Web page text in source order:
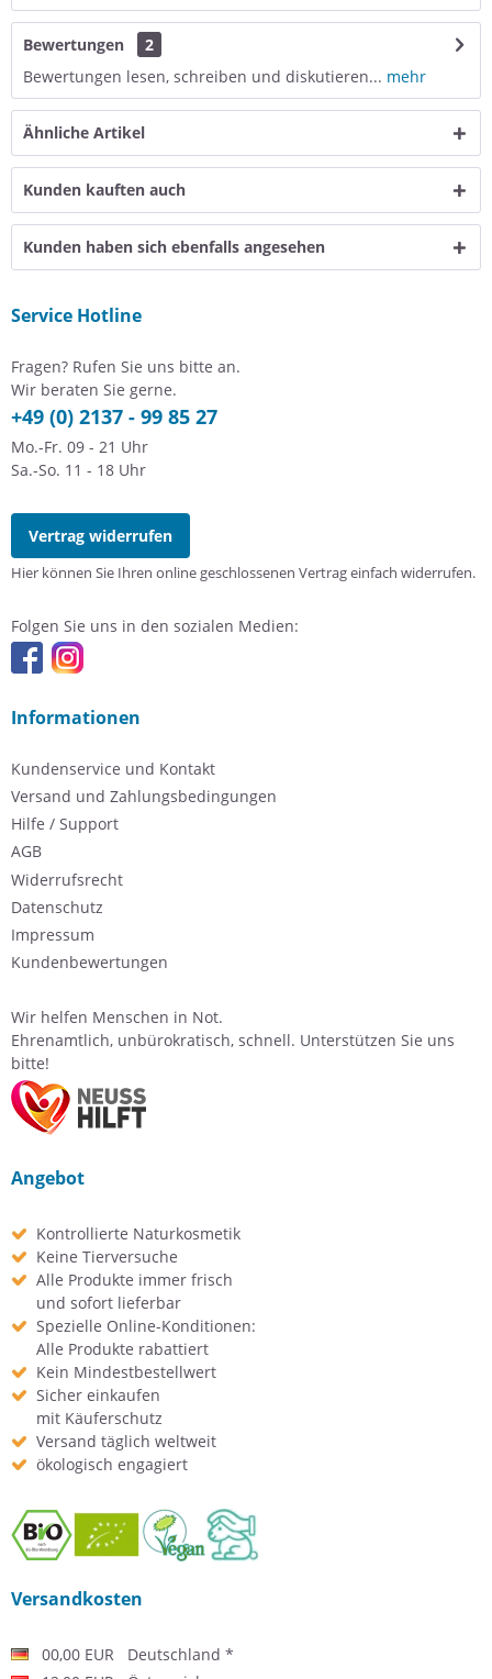
Bewertungen
2
Bewertungen lesen, schreiben und diskutieren... mehr
Ähnliche Artikel
Kunden kauften auch
Kunden haben sich ebenfalls angesehen
Service Hotline
Fragen? Rufen Sie uns bitte an.
Wir beraten Sie gerne.
+49 (0) 2137 - 99 85 27
Mo.-Fr. 09 - 21 Uhr
Sa.-So. 11 - 18 Uhr
Vertrag widerrufen
Hier können Sie Ihren online geschlossenen Vertrag einfach widerrufen.
Folgen Sie uns in den sozialen Medien:
Informationen
Kundenservice und Kontakt
Versand und Zahlungsbedingungen
Hilfe / Support
AGB
Widerrufsrecht
Datenschutz
Impressum
Kundenbewertungen
Wir helfen Menschen in Not.
Ehrenamtlich, unbürokratisch, schnell. Unterstützen Sie uns
bitte!
Angebot
Kontrollierte Naturkosmetik
Keine Tierversuche
Alle Produkte immer frisch
und sofort lieferbar
Spezielle Online-Konditionen:
Alle Produkte rabattiert
Kein Mindestbestellwert
Sicher einkaufen
mit Käuferschutz
Versand täglich weltweit
ökologisch engagiert
Versandkosten
00,00 EUR Deutschland *